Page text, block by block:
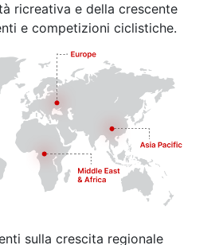
ricreativa e della crescente
e competizioni ciclistiche.
sulla crescita regionale